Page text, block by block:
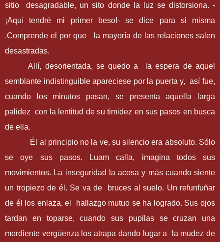
sitio desagradable, un sito donde la luz se distorsiona. -
¡Aquí tendré mi primer beso!- se dice para si misma
.Comprende el por que la mayoría de las relaciones salen
desastradas.
Allí, desorientada, se quedo a la espera de aquel
semblante indistinguible apareciese por la puerta y, así fue,
cuando los minutos pasan, se presenta aquella larga
palidez con la lentitud de su timidez en sus pasos en busca
de ella.
Él al principio no la ve, su silencio era absoluto. Sólo
se oye sus pasos. Luam calla, imagina todos sus
movimientos. La inseguridad la acosa y más cuando siente
un tropiezo de él. Se va de bruces al suelo. Un refunfuñar
de él los enlaza, el hallazgo mutuo se ha logrado. Sus ojos
tardan en toparse, cuando sus pupilas se cruzan una
mordiente vergüenza los atrapa dando lugar a la mudez de